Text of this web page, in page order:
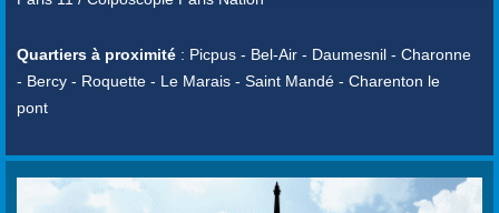
Quartiers à proximité : Picpus - Bel-Air - Daumesnil - Charonne
- Bercy - Roquette - Le Marais - Saint Mandé - Charenton le
pont